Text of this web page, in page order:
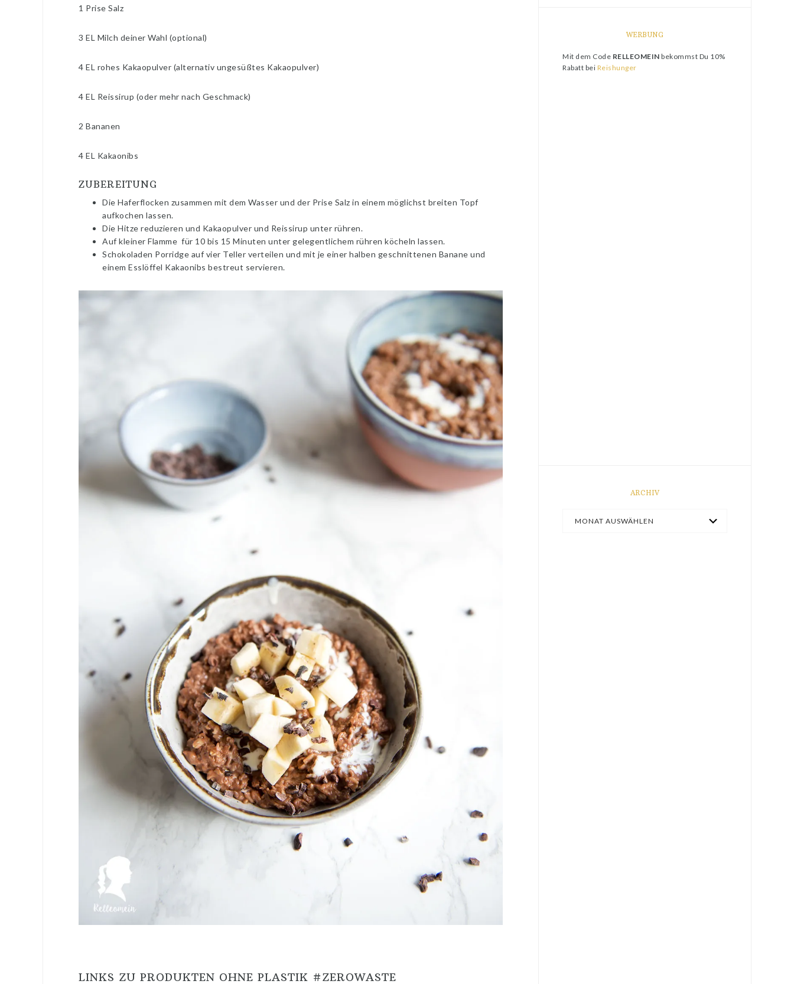
1 Prise Salz
3 EL Milch deiner Wahl (optional)
4 EL rohes Kakaopulver (alternativ ungesüßtes Kakaopulver)
4 EL Reissirup (oder mehr nach Geschmack)
2 Bananen
4 EL Kakaonibs
ZUBEREITUNG
Die Haferflocken zusammen mit dem Wasser und der Prise Salz in einem möglichst breiten Topf
aufkochen lassen.
Die Hitze reduzieren und Kakaopulver und Reissirup unter rühren.
Auf kleiner Flamme für 10 bis 15 Minuten unter gelegentlichem rühren köcheln lassen.
Schokoladen Porridge auf vier Teller verteilen und mit je einer halben geschnittenen Banane und
einem Esslöffel Kakaonibs bestreut servieren.
LINKS ZU PRODUKTEN OHNE PLASTIK #ZEROWASTE
WERBUNG
Mit dem Code RELLEOMEIN bekommst Du 10%
Rabatt bei Reishunger
ARCHIV